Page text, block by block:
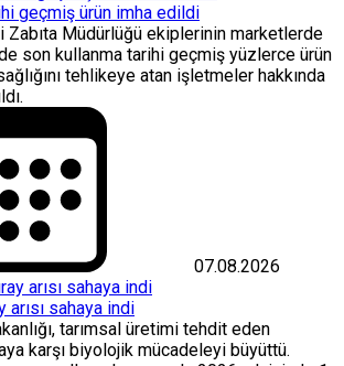
geçmiş ürün imha edildi
Müdürlüğü ekiplerinin marketlerde
son kullanma tarihi geçmiş yüzlerce ürün
tehlikeye atan işletmeler hakkında
07.08.2026
arısı sahaya indi
tarımsal üretimi tehdit eden
karşı biyolojik mücadeleyi büyüttü.